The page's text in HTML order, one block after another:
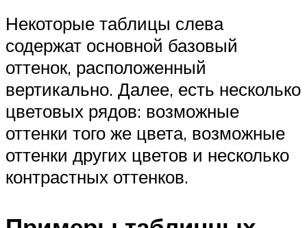
Некоторые таблицы слева
содержат основной базовый
оттенок, расположенный
вертикально. Далее, есть несколько
цветовых рядов: возможные
оттенки того же цвета, возможные
оттенки других цветов и несколько
контрастных оттенков.